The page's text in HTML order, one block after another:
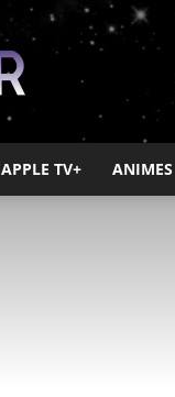
APPLE TV+ ANIMES